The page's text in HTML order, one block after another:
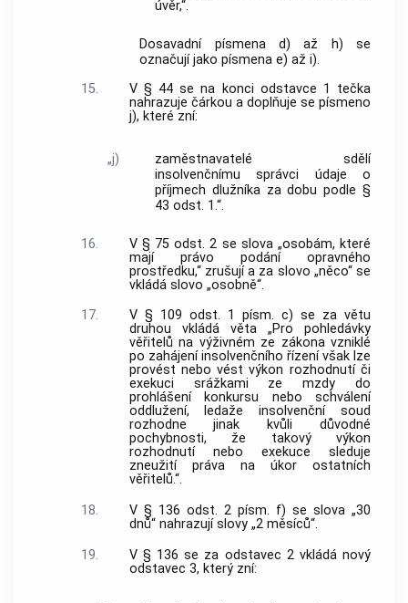
úvěr,“.
Dosavadní písmena d) až h) se
označují jako písmena e) až i).
15.
V § 44 se na konci odstavce 1 tečka
nahrazuje čárkou a doplňuje se písmeno
j), které zní:
„j)
zaměstnavatelé sdělí
insolvenčnímu správci údaje o
příjmech dlužníka za dobu podle §
43 odst. 1.“.
16.
V § 75 odst. 2 se slova „osobám, které
mají právo podání opravného
prostředku,“ zrušují a za slovo „něco“ se
vkládá slovo „osobně“.
17.
V § 109 odst. 1 písm. c) se za větu
druhou vkládá věta „Pro pohledávky
věřitelů na výživném ze zákona vzniklé
po zahájení insolvenčního řízení však lze
provést nebo vést výkon rozhodnutí či
exekuci srážkami ze mzdy do
prohlášení konkursu nebo schválení
oddlužení, ledaže insolvenční soud
rozhodne jinak kvůli důvodné
pochybnosti, že takový výkon
rozhodnutí nebo exekuce sleduje
zneužití práva na úkor ostatních
věřitelů.“.
18.
V § 136 odst. 2 písm. f) se slova „30
dnů“ nahrazují slovy „2 měsíců“.
19.
V § 136 se za odstavec 2 vkládá nový
odstavec 3, který zní: